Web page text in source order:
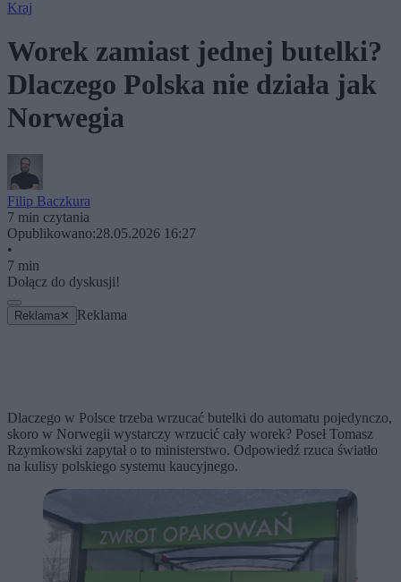
Kraj
Worek zamiast jednej butelki?
Dlaczego Polska nie działa jak
Norwegia
Filip Baczkura
7 min czytania
Opublikowano:28.05.2026 16:27
•
7 min
Dołącz do dyskusji!
Reklama ✕ Reklama
Dlaczego w Polsce trzeba wrzucać butelki do automatu pojedynczo,
skoro w Norwegii wystarczy wrzucić cały worek? Poseł Tomasz
Rzymkowski zapytał o to ministerstwo. Odpowiedź rzuca światło
na kulisy polskiego systemu kaucyjnego.